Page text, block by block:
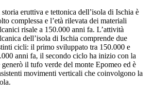
eruttiva e tettonica dell’isola di Ischia è
complessa e l’età rilevata dei materiali
risale a 150.000 anni fa. L’attività
dell’isola di Ischia comprende due
cicli: il primo sviluppato tra 150.000 e
anni fa, il secondo ciclo ha inizio con la
generò il tufo verde del monte Epomeo ed è
movimenti verticali che coinvolgono la